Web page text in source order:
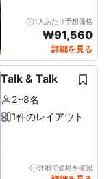
1人あたり予想価格
₩91,560
詳細を見る
Talk & Talk
2~8名
1件のレイアウト
詳細で価格を確認